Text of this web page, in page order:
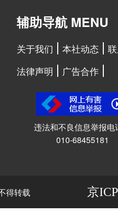
辅助导航 MENU
关于我们 本社动态
法律声明
广告合作
违法和不良信息举报电
010-68455181
得转载 京